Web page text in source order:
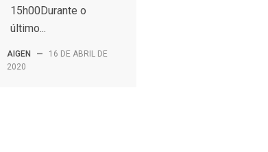
15h00Durante o
último...
AIGEN —
16 DE ABRIL DE
2020